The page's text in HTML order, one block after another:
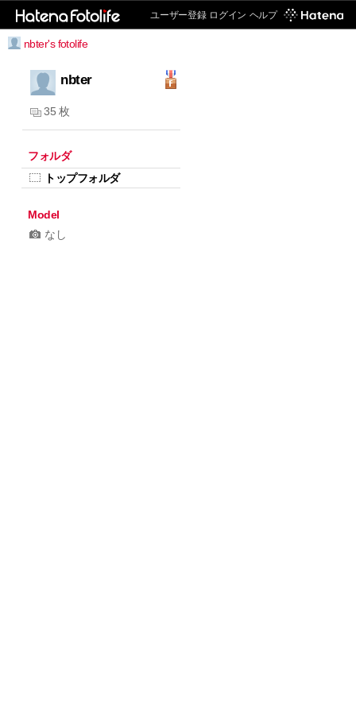
ユーザー登録 ログイン ヘルプ
nbter's fotolife
nbter
35 枚
フォルダ
トップフォルダ
Model
なし